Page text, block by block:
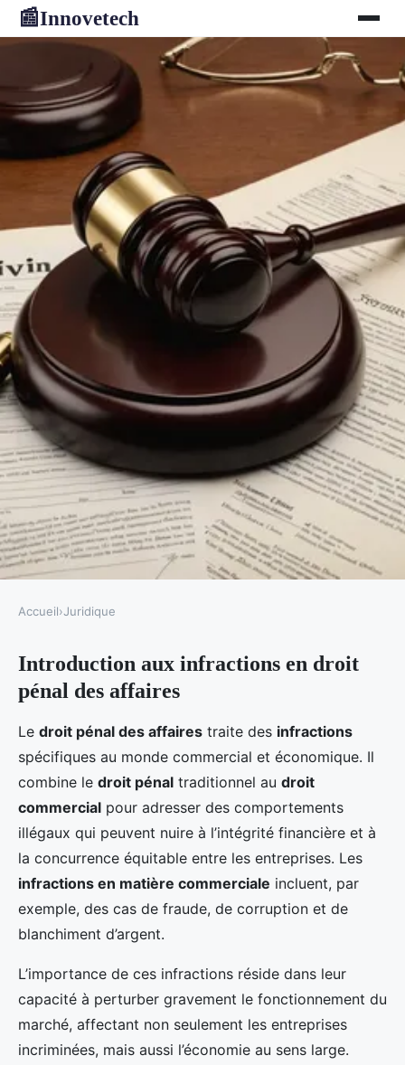
📰Innovetech
Les principales infractions en
droit pénal des affaires
Julia•9 janvier 2025• 6 min de lecture
Accueil›Juridique
Introduction aux infractions en droit
pénal des affaires
Le droit pénal des affaires traite des infractions
spécifiques au monde commercial et économique. Il
combine le droit pénal traditionnel au droit
commercial pour adresser des comportements
illégaux qui peuvent nuire à l’intégrité financière et à
la concurrence équitable entre les entreprises. Les
infractions en matière commerciale incluent, par
exemple, des cas de fraude, de corruption et de
blanchiment d’argent.
L’importance de ces infractions réside dans leur
capacité à perturber gravement le fonctionnement du
marché, affectant non seulement les entreprises
incriminées, mais aussi l’économie au sens large.